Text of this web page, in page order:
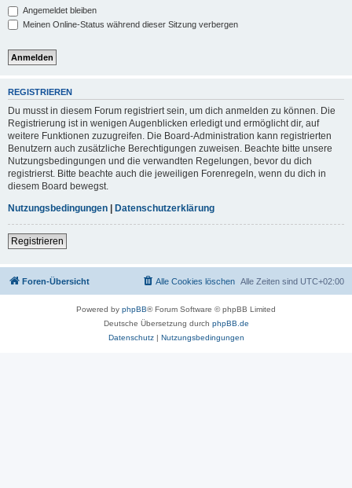
Angemeldet bleiben
Meinen Online-Status während dieser Sitzung verbergen
REGISTRIEREN
Du musst in diesem Forum registriert sein, um dich anmelden zu können. Die
Registrierung ist in wenigen Augenblicken erledigt und ermöglicht dir, auf
weitere Funktionen zuzugreifen. Die Board-Administration kann registrierten
Benutzern auch zusätzliche Berechtigungen zuweisen. Beachte bitte unsere
Nutzungsbedingungen und die verwandten Regelungen, bevor du dich
registrierst. Bitte beachte auch die jeweiligen Forenregeln, wenn du dich in
diesem Board bewegst.
Nutzungsbedingungen | Datenschutzerklärung
Registrieren
Foren-Übersicht Alle Zeiten sind UTC+02:00
Alle Cookies löschen
Powered by phpBB® Forum Software © phpBB Limited
Deutsche Übersetzung durch phpBB.de
Datenschutz| Nutzungsbedingungen